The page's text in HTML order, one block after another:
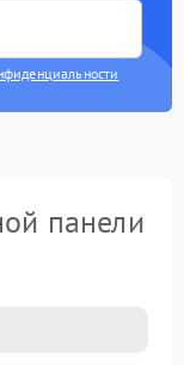
панели